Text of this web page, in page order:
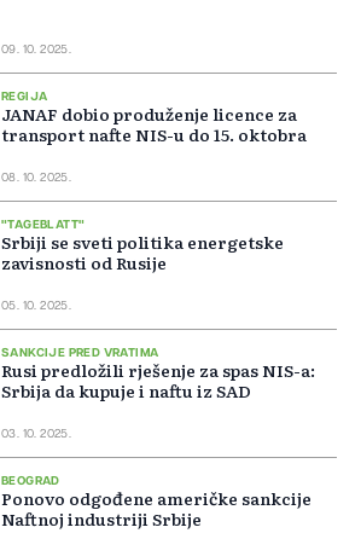
09. 10. 2025.
REGIJA
JANAF dobio produženje licence za
transport nafte NIS-u do 15. oktobra
08. 10. 2025.
"TAGEBLATT"
Srbiji se sveti politika energetske
zavisnosti od Rusije
05. 10. 2025.
SANKCIJE PRED VRATIMA
Rusi predložili rješenje za spas NIS-a:
Srbija da kupuje i naftu iz SAD
03. 10. 2025.
BEOGRAD
Ponovo odgođene američke sankcije
Naftnoj industriji Srbije